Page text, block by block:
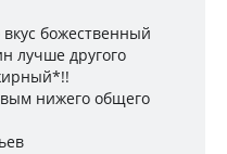
божественный
лучше другого
нижего общего